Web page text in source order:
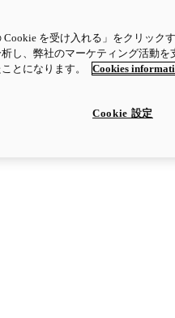
Cookie を受け入れる」をクリッ
し、弊社のマーケティング活動
とになります。
Cookies
Cookie 設定